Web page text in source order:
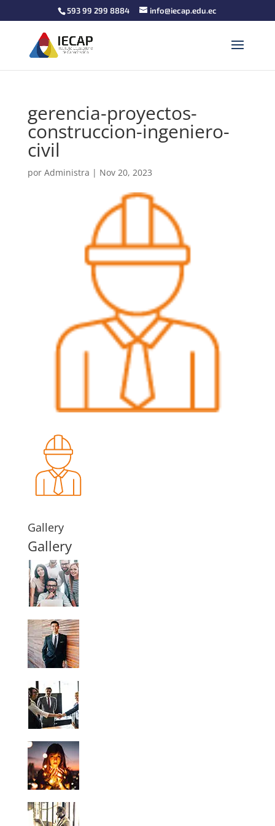
593 99 299 8884 info@iecap.edu.ec
gerencia-proyectos-
construccion-ingeniero-
civil
por Administra | Nov 20, 2023
Gallery
Gallery